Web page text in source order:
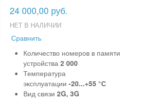
24 000,00 руб.
НЕТ В НАЛИЧИИ
Сравнить
Количество номеров в памяти
устройства2 000
Температура
эксплуатации-20...+55 °С
Вид связи2G, 3G